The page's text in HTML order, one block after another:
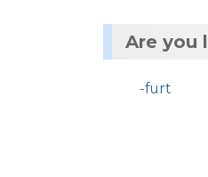
Are you
-furt